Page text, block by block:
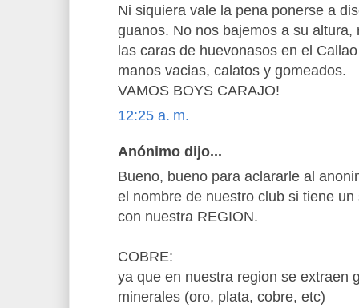
Ni siquiera vale la pena ponerse a
guanos. No nos bajemos a su altura,
las caras de huevonasos en el
manos vacias, calatos y gomeados.
VAMOS BOYS CARAJO!
12:25 a. m.
Anónimo dijo...
Bueno, bueno para aclararle al
el nombre de nuestro club si tiene
con nuestra REGION.
COBRE:
ya que en nuestra region se extraen
minerales (oro, plata, cobre, etc)